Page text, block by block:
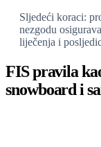
Sljedeći koraci:
nezgodu
liječenja i
FIS pravila
snowboard i